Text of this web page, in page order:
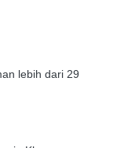
lebih dari 29